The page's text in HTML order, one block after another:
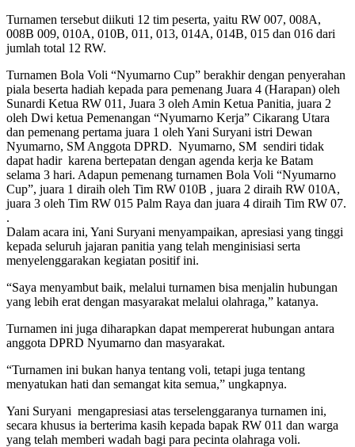
Turnamen tersebut diikuti 12 tim peserta, yaitu RW 007, 008A,
008B 009, 010A, 010B, 011, 013, 014A, 014B, 015 dan 016 dari
jumlah total 12 RW.
Turnamen Bola Voli “Nyumarno Cup” berakhir dengan penyerahan
piala beserta hadiah kepada para pemenang Juara 4 (Harapan) oleh
Sunardi Ketua RW 011, Juara 3 oleh Amin Ketua Panitia, juara 2
oleh Dwi ketua Pemenangan “Nyumarno Kerja” Cikarang Utara
dan pemenang pertama juara 1 oleh Yani Suryani istri Dewan
Nyumarno, SM Anggota DPRD. Nyumarno, SM sendiri tidak
dapat hadir karena bertepatan dengan agenda kerja ke Batam
selama 3 hari. Adapun pemenang turnamen Bola Voli “Nyumarno
Cup”, juara 1 diraih oleh Tim RW 010B , juara 2 diraih RW 010A,
juara 3 oleh Tim RW 015 Palm Raya dan juara 4 diraih Tim RW 07.
.
Dalam acara ini, Yani Suryani menyampaikan, apresiasi yang tinggi
kepada seluruh jajaran panitia yang telah menginisiasi serta
menyelenggarakan kegiatan positif ini.
“Saya menyambut baik, melalui turnamen bisa menjalin hubungan
yang lebih erat dengan masyarakat melalui olahraga,” katanya.
Turnamen ini juga diharapkan dapat mempererat hubungan antara
anggota DPRD Nyumarno dan masyarakat.
“Turnamen ini bukan hanya tentang voli, tetapi juga tentang
menyatukan hati dan semangat kita semua,” ungkapnya.
Yani Suryani mengapresiasi atas terselenggaranya turnamen ini,
secara khusus ia berterima kasih kepada bapak RW 011 dan warga
yang telah memberi wadah bagi para pecinta olahraga voli.